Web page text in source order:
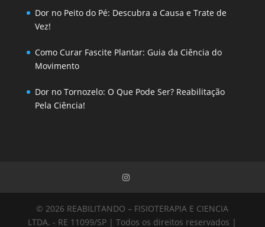
Dor no Peito do Pé: Descubra a Causa e Trate de
Vez!
Como Curar Fascite Plantar: Guia da Ciência do
Movimento
Dor no Tornozelo: O Que Pode Ser? Reabilitação
Pela Ciência!
© 2026 REABILITANDO – FISIOTERAPIA E CIENCIA
LTDA. - RE 11099/SP | Todos os direitos reservados |